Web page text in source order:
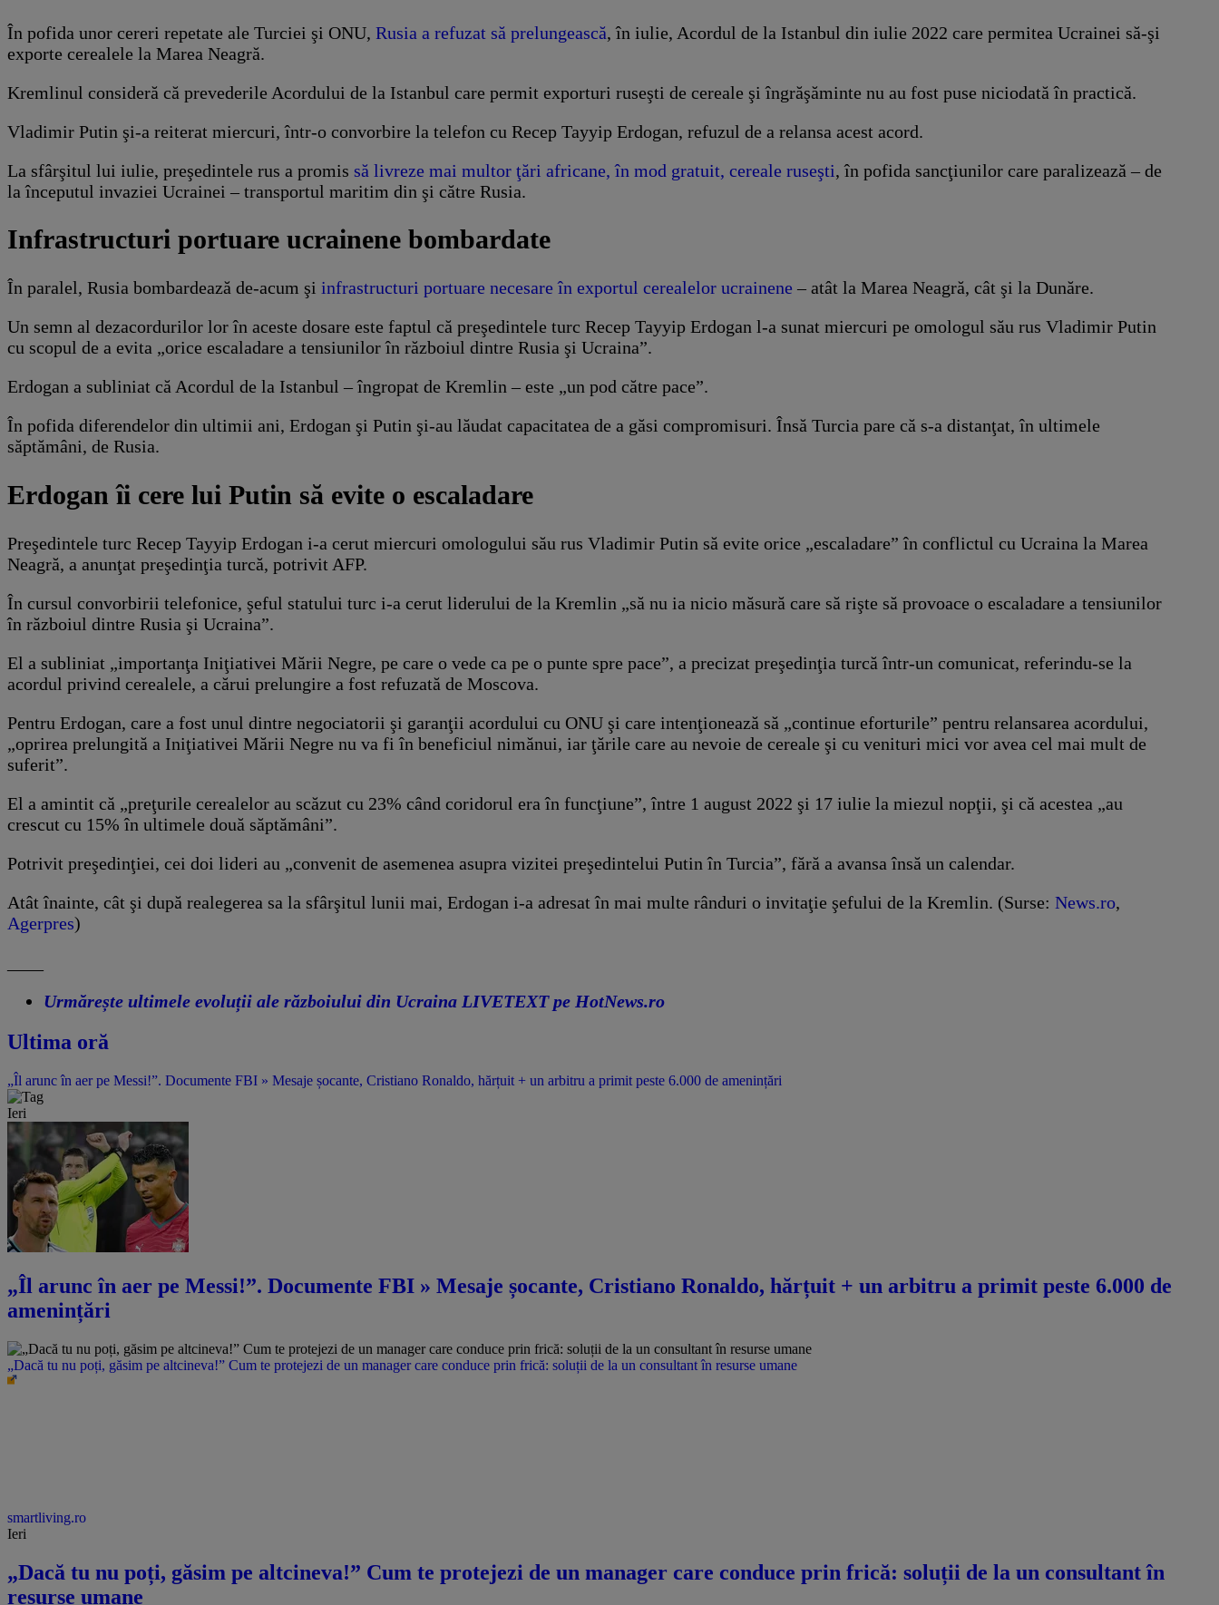
În pofida unor cereri repetate ale Turciei şi ONU, Rusia a refuzat să prelungească, în iulie, Acordul de la Istanbul din iulie 2022 care permitea Ucrainei să-şi
exporte cerealele la Marea Neagră.
Kremlinul consideră că prevederile Acordului de la Istanbul care permit exporturi ruseşti de cereale şi îngrăşăminte nu au fost puse niciodată în practică.
Vladimir Putin şi-a reiterat miercuri, într-o convorbire la telefon cu Recep Tayyip Erdogan, refuzul de a relansa acest acord.
La sfârşitul lui iulie, preşedintele rus a promis să livreze mai multor ţări africane, în mod gratuit, cereale ruseşti, în pofida sancţiunilor care paralizează – de
la începutul invaziei Ucrainei – transportul maritim din şi către Rusia.
Infrastructuri portuare ucrainene bombardate
În paralel, Rusia bombardează de-acum şi infrastructuri portuare necesare în exportul cerealelor ucrainene – atât la Marea Neagră, cât şi la Dunăre.
Un semn al dezacordurilor lor în aceste dosare este faptul că preşedintele turc Recep Tayyip Erdogan l-a sunat miercuri pe omologul său rus Vladimir Putin
cu scopul de a evita „orice escaladare a tensiunilor în războiul dintre Rusia şi Ucraina”.
Erdogan a subliniat că Acordul de la Istanbul – îngropat de Kremlin – este „un pod către pace”.
În pofida diferendelor din ultimii ani, Erdogan şi Putin şi-au lăudat capacitatea de a găsi compromisuri. Însă Turcia pare că s-a distanţat, în ultimele
săptămâni, de Rusia.
Erdogan îi cere lui Putin să evite o escaladare
Preşedintele turc Recep Tayyip Erdogan i-a cerut miercuri omologului său rus Vladimir Putin să evite orice „escaladare” în conflictul cu Ucraina la Marea
Neagră, a anunţat preşedinţia turcă, potrivit AFP.
În cursul convorbirii telefonice, şeful statului turc i-a cerut liderului de la Kremlin „să nu ia nicio măsură care să rişte să provoace o escaladare a tensiunilor
în războiul dintre Rusia şi Ucraina”.
El a subliniat „importanţa Iniţiativei Mării Negre, pe care o vede ca pe o punte spre pace”, a precizat preşedinţia turcă într-un comunicat, referindu-se la
acordul privind cerealele, a cărui prelungire a fost refuzată de Moscova.
Pentru Erdogan, care a fost unul dintre negociatorii şi garanţii acordului cu ONU şi care intenţionează să „continue eforturile” pentru relansarea acordului,
„oprirea prelungită a Iniţiativei Mării Negre nu va fi în beneficiul nimănui, iar ţările care au nevoie de cereale şi cu venituri mici vor avea cel mai mult de
suferit”.
El a amintit că „preţurile cerealelor au scăzut cu 23% când coridorul era în funcţiune”, între 1 august 2022 şi 17 iulie la miezul nopţii, şi că acestea „au
crescut cu 15% în ultimele două săptămâni”.
Potrivit preşedinţiei, cei doi lideri au „convenit de asemenea asupra vizitei preşedintelui Putin în Turcia”, fără a avansa însă un calendar.
Atât înainte, cât şi după realegerea sa la sfârşitul lunii mai, Erdogan i-a adresat în mai multe rânduri o invitaţie şefului de la Kremlin. (Surse: News.ro,
Agerpres)
Urmărește ultimele evoluții ale războiului din Ucraina LIVETEXT pe HotNews.ro
Ultima oră
„Îl arunc în aer pe Messi!”. Documente FBI » Mesaje șocante, Cristiano Ronaldo, hărțuit + un arbitru a primit peste 6.000 de amenințări
Ieri
„Îl arunc în aer pe Messi!”. Documente FBI » Mesaje șocante, Cristiano Ronaldo, hărțuit + un arbitru a primit peste 6.000 de
amenințări
„Dacă tu nu poți, găsim pe altcineva!” Cum te protejezi de un manager care conduce prin frică: soluții de la un consultant în resurse umane
smartliving.ro
Ieri
„Dacă tu nu poți, găsim pe altcineva!” Cum te protejezi de un manager care conduce prin frică: soluții de la un consultant în
resurse umane